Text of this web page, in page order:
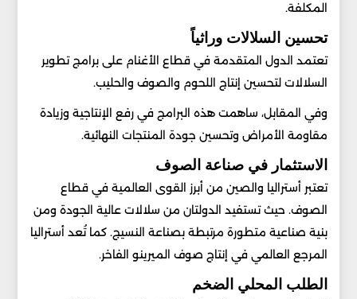
المكلفة.
تحسين السلالات وراثياً
تعتمد الدول المتقدمة في قطاع الأغنام على برامج تطوير
السلالات لتحسين إنتاج اللحوم والصوف والحليب.
وفي المقابل، ساهمت هذه البرامج في رفع الإنتاجية وزيادة
مقاومة الأمراض وتحسين جودة المنتجات النهائية.
الاستثمار في صناعة الصوف
تعتبر أستراليا والصين من أبرز القوى العالمية في قطاع
الصوف. حيث تستفيد الدولتان من سلالات عالية الجودة ومن
بنية صناعية متطورة مرتبطة بصناعة النسيج. كما تُعد أستراليا
المرجع العالمي في إنتاج صوف الميرينو الفاخر.
الطلب المحلي الضخم